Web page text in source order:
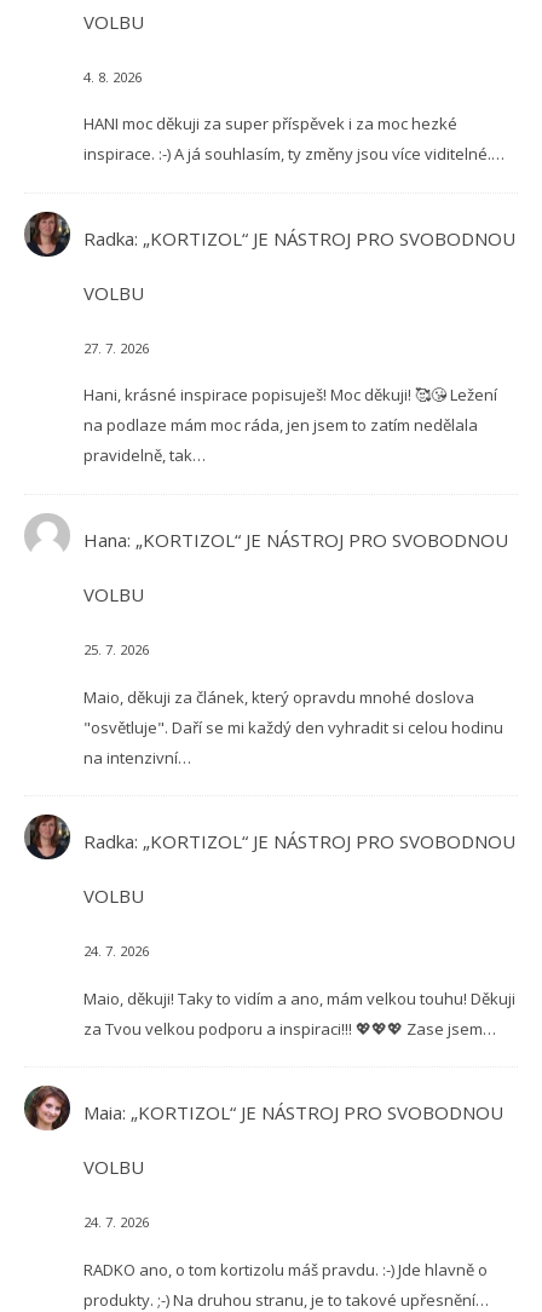
VOLBU
4. 8. 2026
HANI moc děkuji za super příspěvek i za moc hezké
inspirace. :-) A já souhlasím, ty změny jsou více viditelné.…
Radka: „KORTIZOL“ JE NÁSTROJ PRO SVOBODNOU
VOLBU
27. 7. 2026
Hani, krásné inspirace popisuješ! Moc děkuji! 🥰😘 Ležení
na podlaze mám moc ráda, jen jsem to zatím nedělala
pravidelně, tak…
Hana: „KORTIZOL“ JE NÁSTROJ PRO SVOBODNOU
VOLBU
25. 7. 2026
Maio, děkuji za článek, který opravdu mnohé doslova
"osvětluje". Daří se mi každý den vyhradit si celou hodinu
na intenzivní…
Radka: „KORTIZOL“ JE NÁSTROJ PRO SVOBODNOU
VOLBU
24. 7. 2026
Maio, děkuji! Taky to vidím a ano, mám velkou touhu! Děkuji
za Tvou velkou podporu a inspiraci!!! 💖💖💖 Zase jsem…
Maia: „KORTIZOL“ JE NÁSTROJ PRO SVOBODNOU
VOLBU
24. 7. 2026
RADKO ano, o tom kortizolu máš pravdu. :-) Jde hlavně o
produkty. ;-) Na druhou stranu, je to takové upřesnění…